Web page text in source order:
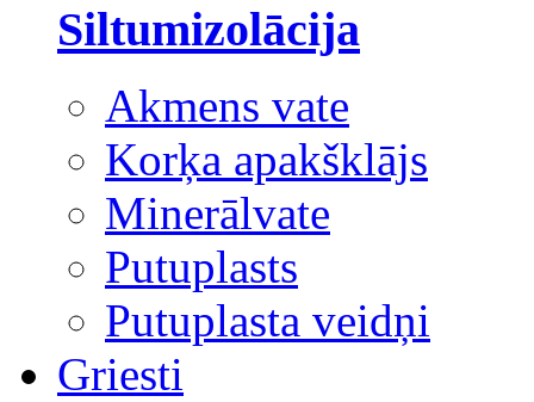
Siltumizolācija
Akmens vate
Korķa apakšklājs
Minerālvate
Putuplasts
Putuplasta veidņi
Griesti